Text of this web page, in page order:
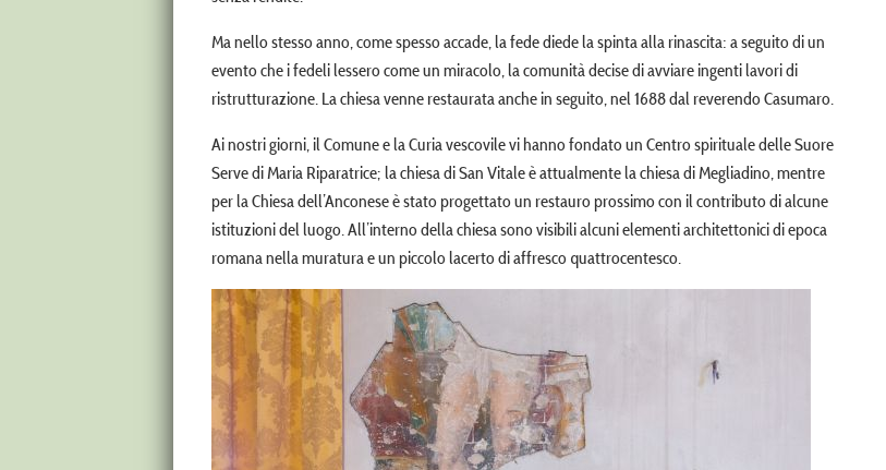
Ma nello stesso anno, come spesso accade, la fede diede la spinta alla rinascita: a seguito di un
evento che i fedeli lessero come un miracolo, la comunità decise di avviare ingenti lavori di
ristrutturazione. La chiesa venne restaurata anche in seguito, nel 1688 dal reverendo Casumaro.
Ai nostri giorni, il Comune e la Curia vescovile vi hanno fondato un Centro spirituale delle Suore
Serve di Maria Riparatrice; la chiesa di San Vitale è attualmente la chiesa di Megliadino, mentre
per la Chiesa dell’Anconese è stato progettato un restauro prossimo con il contributo di alcune
istituzioni del luogo. All’interno della chiesa sono visibili alcuni elementi architettonici di epoca
romana nella muratura e un piccolo lacerto di affresco quattrocentesco.